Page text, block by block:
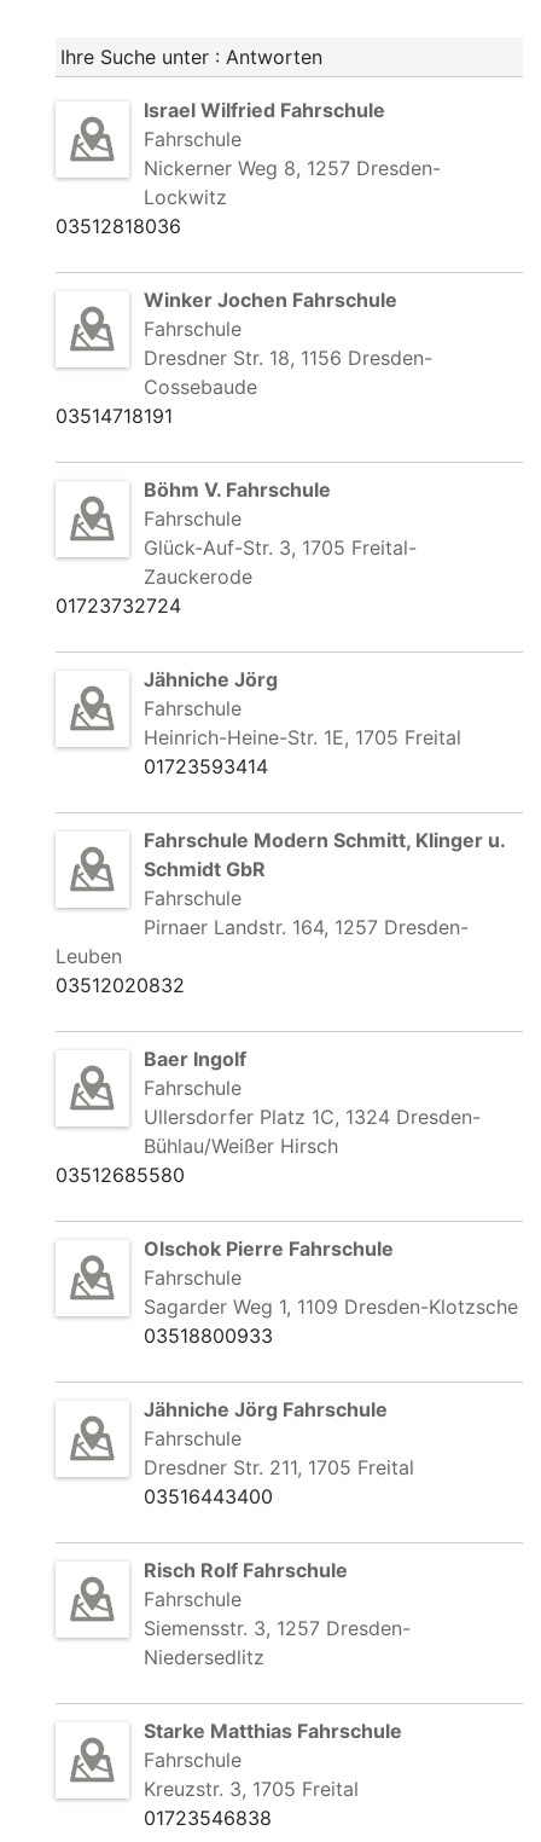
Ihre Suche unter : Antworten
Israel Wilfried Fahrschule
Fahrschule
Nickerner Weg 8, 1257 Dresden-
Lockwitz
03512818036
Winker Jochen Fahrschule
Fahrschule
Dresdner Str. 18, 1156 Dresden-
Cossebaude
03514718191
Böhm V. Fahrschule
Fahrschule
Glück-Auf-Str. 3, 1705 Freital-
Zauckerode
01723732724
Jähniche Jörg
Fahrschule
Heinrich-Heine-Str. 1E, 1705 Freital
01723593414
Fahrschule Modern Schmitt, Klinger u.
Schmidt GbR
Fahrschule
Pirnaer Landstr. 164, 1257 Dresden-
Leuben
03512020832
Baer Ingolf
Fahrschule
Ullersdorfer Platz 1C, 1324 Dresden-
Bühlau/Weißer Hirsch
03512685580
Olschok Pierre Fahrschule
Fahrschule
Sagarder Weg 1, 1109 Dresden-Klotzsche
03518800933
Jähniche Jörg Fahrschule
Fahrschule
Dresdner Str. 211, 1705 Freital
03516443400
Risch Rolf Fahrschule
Fahrschule
Siemensstr. 3, 1257 Dresden-
Niedersedlitz
Starke Matthias Fahrschule
Fahrschule
Kreuzstr. 3, 1705 Freital
01723546838